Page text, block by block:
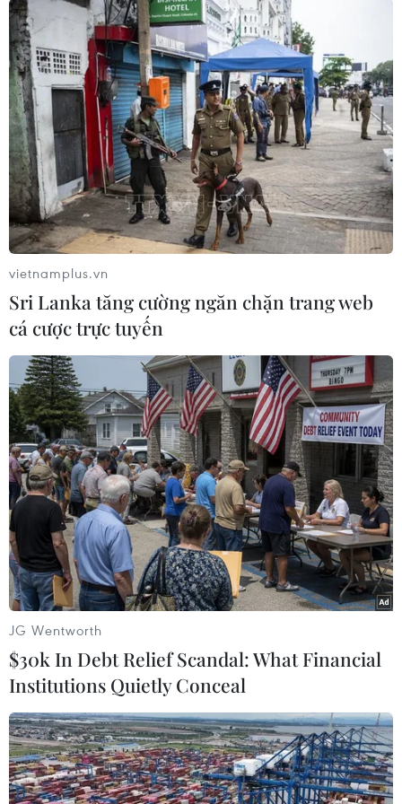
Các nhà phân tích tại JP Morgan cho rằng giá
hiện tại của Bitcoin cao hơn nhiều so với ước
tính về giá trị hợp lý. Trong tháng này, Chủ tịch
Ngân hàng Trung ương châu Âu (ECB) Christine
Lagarde đã tuyên bố rằng Bitcoin không phải là
một đồng tiền, mà nó là một tài sản có tính đầu
cơ cao và yêu cầu phải có quy định quản lý trên
toàn cầu./.
(TTXVN/Vietnam+)
#Bitcoin #Vốn hóa thị trường
#Đồng tiền kỹ thuật số
#Nhà đầu tư
#Mastercard TP. Hà Nội
Theo dõi VietnamPlus
vietnamplus.vn
Sri Lanka tăng cường ngăn chặn trang web
cá cược trực tuyến
JG Wentworth
$30k In Debt Relief Scandal: What Financial
Institutions Quietly Conceal